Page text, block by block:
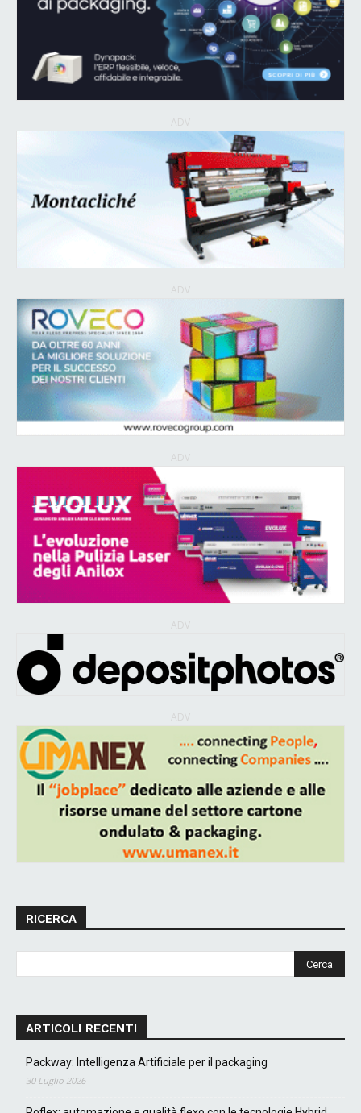
RICERCA
ARTICOLI RECENTI
Packway: Intelligenza Artificiale per il packaging
30 Luglio 2026